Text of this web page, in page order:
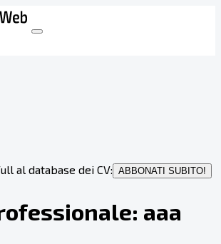
al database dei CV: ABBONATI SUBITO!
aaa